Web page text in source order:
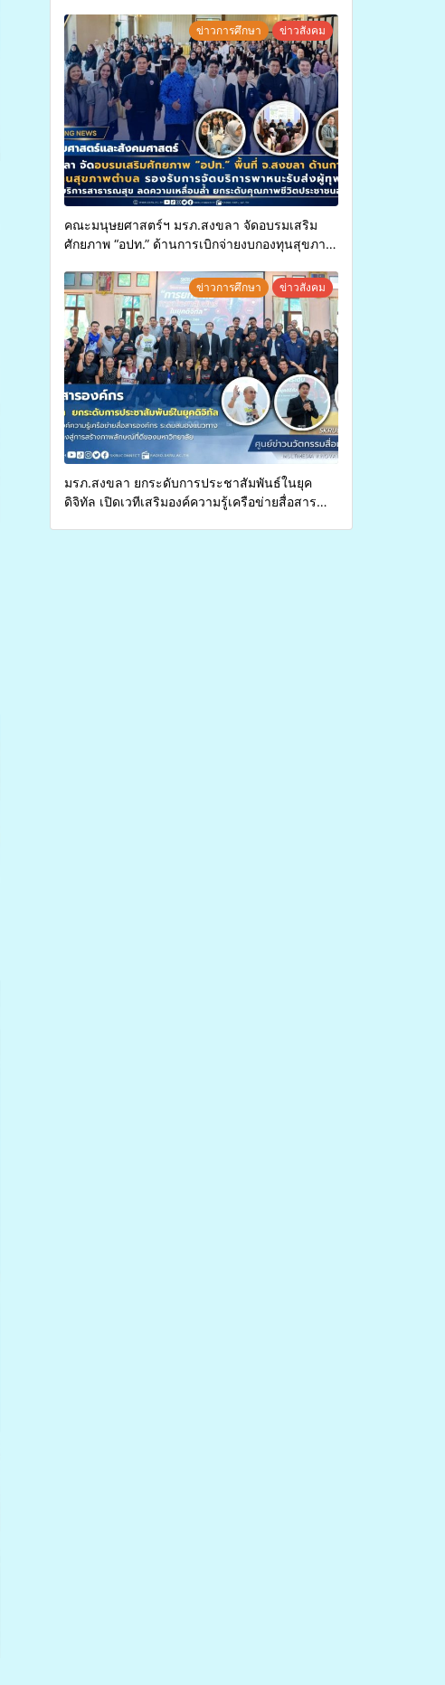
ข่าวการศึกษา ข่าวสังคม
คณะมนุษยศาสตร์ฯ มรภ.สงขลา จัดอบรมเสริม
ศักยภาพ “อปท.” ด้านการเบิกจ่ายงบกองทุนสุขภาพ
ทุพพลภาพเพื่อเข้ารับบริการสาธารณสุข ลดความ
เหลื่อมล้ำ ยกระดับคุณภาพชีวิตประชาชนอย่าง
ยั่งยืน
ข่าวการศึกษา ข่าวสังคม
มรภ.สงขลา ยกระดับการประชาสัมพันธ์ในยุค
ดิจิทัล เปิดเวทีเสริมองค์ความรู้เครือข่ายสื่อสาร